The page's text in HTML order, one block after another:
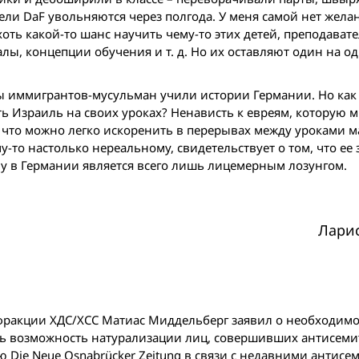
DaF увольняются через полгода. У меня самой нет
какой-то шанс научить чему-то этих детей,
концепции обучения и т. д. Но их оставляют один на
мусульман учили истории Германии. Но как
Израиль на своих уроках? Ненависть к евреям, которую
можно легко искоренить в перерывах между уроками
настолько нереальному, свидетельствует о том, что ее
Германии является всего лишь лицемерным лозунгом.
ХДС/ХСС Матиас Миддельберг заявил о
возможность натурализации лиц, совершивших
Neue Osnabrücker Zeitung в связи с недавними